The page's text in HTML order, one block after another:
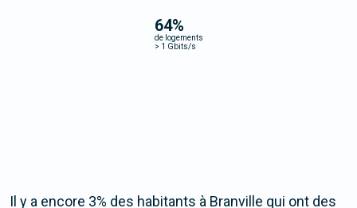
64%
de logements
> 1 Gbits/s
Il y a encore 3% des habitants à Branville qui ont des